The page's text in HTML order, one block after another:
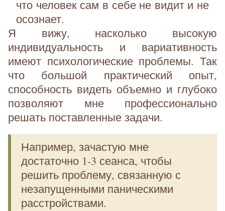
что человек сам в себе не видит и не
осознает.
Я вижу, насколько высокую
индивидуальность и вариативность
имеют психологические проблемы. Так
что большой практический опыт,
способность видеть объемно и глубоко
позволяют мне профессионально
решать поставленные задачи.
Например, зачастую мне
достаточно 1-3 сеанса, чтобы
решить проблему, связанную с
незапущенными паническими
расстройствами.